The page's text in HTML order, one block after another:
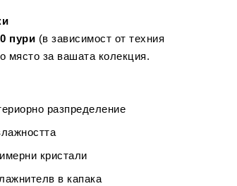
пури (в зависимост от техния
място за вашата колекция.
разпределение
кристали
в капака